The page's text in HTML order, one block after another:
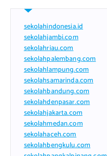
sekolahindonesia.id
sekolahjambi.com
sekolahriau.com
sekolahpalembang.com
sekolahlampung.com
sekolahsamarinda.com
sekolahbandung.com
sekolahdenpasar.com
sekolahjakarta.com
sekolahmedan.com
sekolahaceh.com
sekolahbengkulu.com